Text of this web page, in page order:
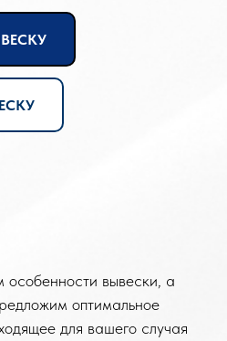
вывески, а
оптимальное
для вашего случая